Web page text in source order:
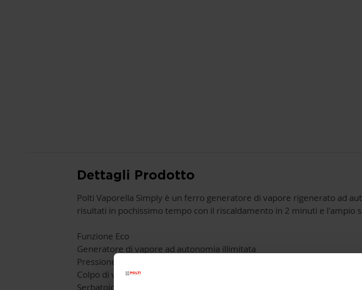
Dettagli Prodotto
Polti Vaporella Simply è un ferro generatore di vapore rigenerato ad
risultati in pochissimo tempo con il riscaldamento in 2 minuti e l'ampio
Funzione Eco
Generatore di vapore ad autonomia illimitata
Pressione pompa max 6,5 bar
Colpo di vapore da 210 g/min
Serbatoio estraibile XL da 1,5 L